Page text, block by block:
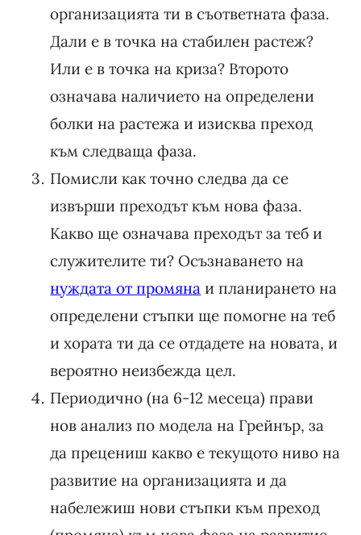
организацията ти в съответната фаза.
Дали е в точка на стабилен растеж?
Или е в точка на криза? Второто
означава наличието на определени
болки на растежа и изисква преход
към следваща фаза.
Помисли как точно следва да се
извърши преходът към нова фаза.
Какво ще означава преходът за теб и
служителите ти? Осъзнаването на
нуждата от промяна и планирането на
определени стъпки ще помогне на теб
и хората ти да се отдадете на новата, и
вероятно неизбежда цел.
Периодично (на 6-12 месеца) прави
нов анализ по модела на Грейнър, за
да прецениш какво е текущото ниво на
развитие на организацията и да
набележиш нови стъпки към преход